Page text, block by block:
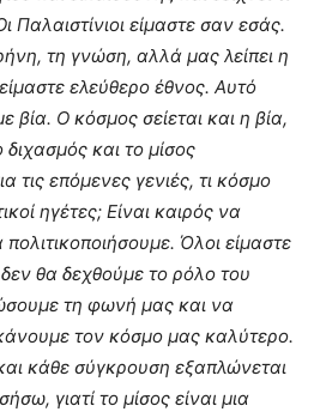
Παλαιστίνιοι είμαστε σαν εσάς.
τη γνώση, αλλά μας λείπει η
ελεύθερο έθνος. Αυτό
βία. Ο κόσμος σείεται και η βία,
διχασμός και το μίσος
τις επόμενες γενιές, τι κόσμο
ηγέτες; Είναι καιρός να
Όλοι είμαστε
θα δεχθούμε το ρόλο του
τη φωνή μας και να
τον κόσμο μας καλύτερο.
κάθε σύγκρουση εξαπλώνεται
γιατί το μίσος είναι μια